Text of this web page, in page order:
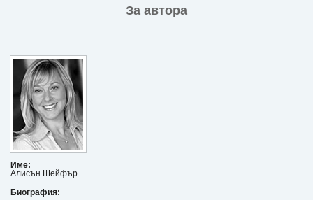
За автора
Име:
Алисън Шейфър
Биография: